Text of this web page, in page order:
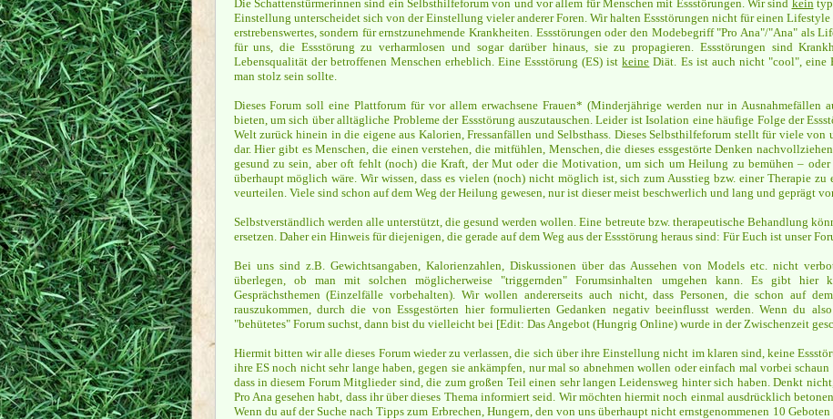
Die Schattenstürmerinnen sind ein Selbsthilfeforum von und vor allem für Menschen mit Essstörungen. Wir sind kein
Einstellung unterscheidet sich von der Einstellung vieler anderer Foren. Wir halten Essstörungen nicht für einen Lifestyle
erstrebenswertes, sondern für ernstzunehmende Krankheiten. Essstörungen oder den Modebegriff "Pro Ana"/"Ana" als
für uns, die Essstörung zu verharmlosen und sogar darüber hinaus, sie zu propagieren. Essstörungen sind
Lebensqualität der betroffenen Menschen erheblich. Eine Essstörung (ES) istkeine Diät. Es ist auch nicht "cool", eine
man stolz sein sollte.
Dieses Forum soll eine Plattforum für vor allem erwachsene Frauen* (Minderjährige werden nur in Ausnahmefällen
bieten, um sich über alltägliche Probleme der Essstörung auszutauschen. Leider ist Isolation eine häufige Folge der
Welt zurück hinein in die eigene aus Kalorien, Fressanfällen und Selbsthass. Dieses Selbsthilfeforum stellt für viele von
dar. Hier gibt es Menschen, die einen verstehen, die mitfühlen, Menschen, die dieses essgestörte Denken
gesund zu sein, aber oft fehlt (noch) die Kraft, der Mut oder die Motivation, um sich um Heilung zu bemühen – oder
überhaupt möglich wäre. Wir wissen, dass es vielen (noch) nicht möglich ist, sich zum Ausstieg bzw. einer Therapie zu
veurteilen. Viele sind schon auf dem Weg der Heilung gewesen, nur ist dieser meist beschwerlich und lang und geprägt
Selbstverständlich werden alle unterstützt, die gesund werden wollen. Eine betreute bzw. therapeutische Behandlung
ersetzen. Daher ein Hinweis für diejenigen, die gerade auf dem Weg aus der Essstörung heraus sind: Für Euch ist unser
Bei uns sind z.B. Gewichtsangaben, Kalorienzahlen, Diskussionen über das Aussehen von Models etc. nicht
überlegen, ob man mit solchen möglicherweise "triggernden" Forumsinhalten umgehen kann. Es gibt hier
Gesprächsthemen (Einzelfälle vorbehalten). Wir wollen andererseits auch nicht, dass Personen, die schon auf
rauszukommen, durch die von Essgestörten hier formulierten Gedanken negativ beeinflusst werden. Wenn du
"behütetes" Forum suchst, dann bist du vielleicht bei [Edit: Das Angebot (Hungrig Online) wurde in der Zwischenzeit
Hiermit bitten wir alle dieses Forum wieder zu verlassen, die sich über ihre Einstellung nicht im klaren sind, keine
ihre ES noch nicht sehr lange haben, gegen sie ankämpfen, nur mal so abnehmen wollen oder einfach mal vorbei
dass in diesem Forum Mitglieder sind, die zum großen Teil einen sehr langen Leidensweg hinter sich haben. Denkt
Pro Ana gesehen habt, dass ihr über dieses Thema informiert seid. Wir möchten hiermit noch einmal ausdrücklich
Wenn du auf der Suche nach Tipps zum Erbrechen, Hungern, den von uns überhaupt nicht ernstgenommenen 10